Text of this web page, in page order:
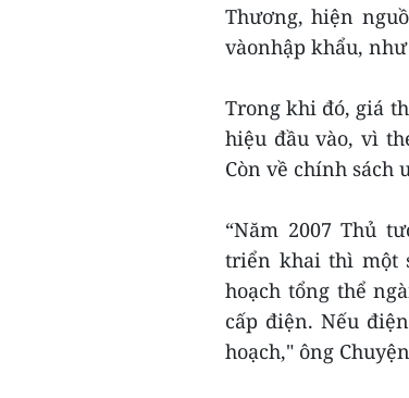
Thương, hiện
vàonhập khẩu,
Trong khi đó, giá
hiệu đầu vào, vì
Còn về chính sách
“Năm 2007 Thủ
triển khai thì một
hoạch tổng thể
cấp điện. Nếu
hoạch," ông